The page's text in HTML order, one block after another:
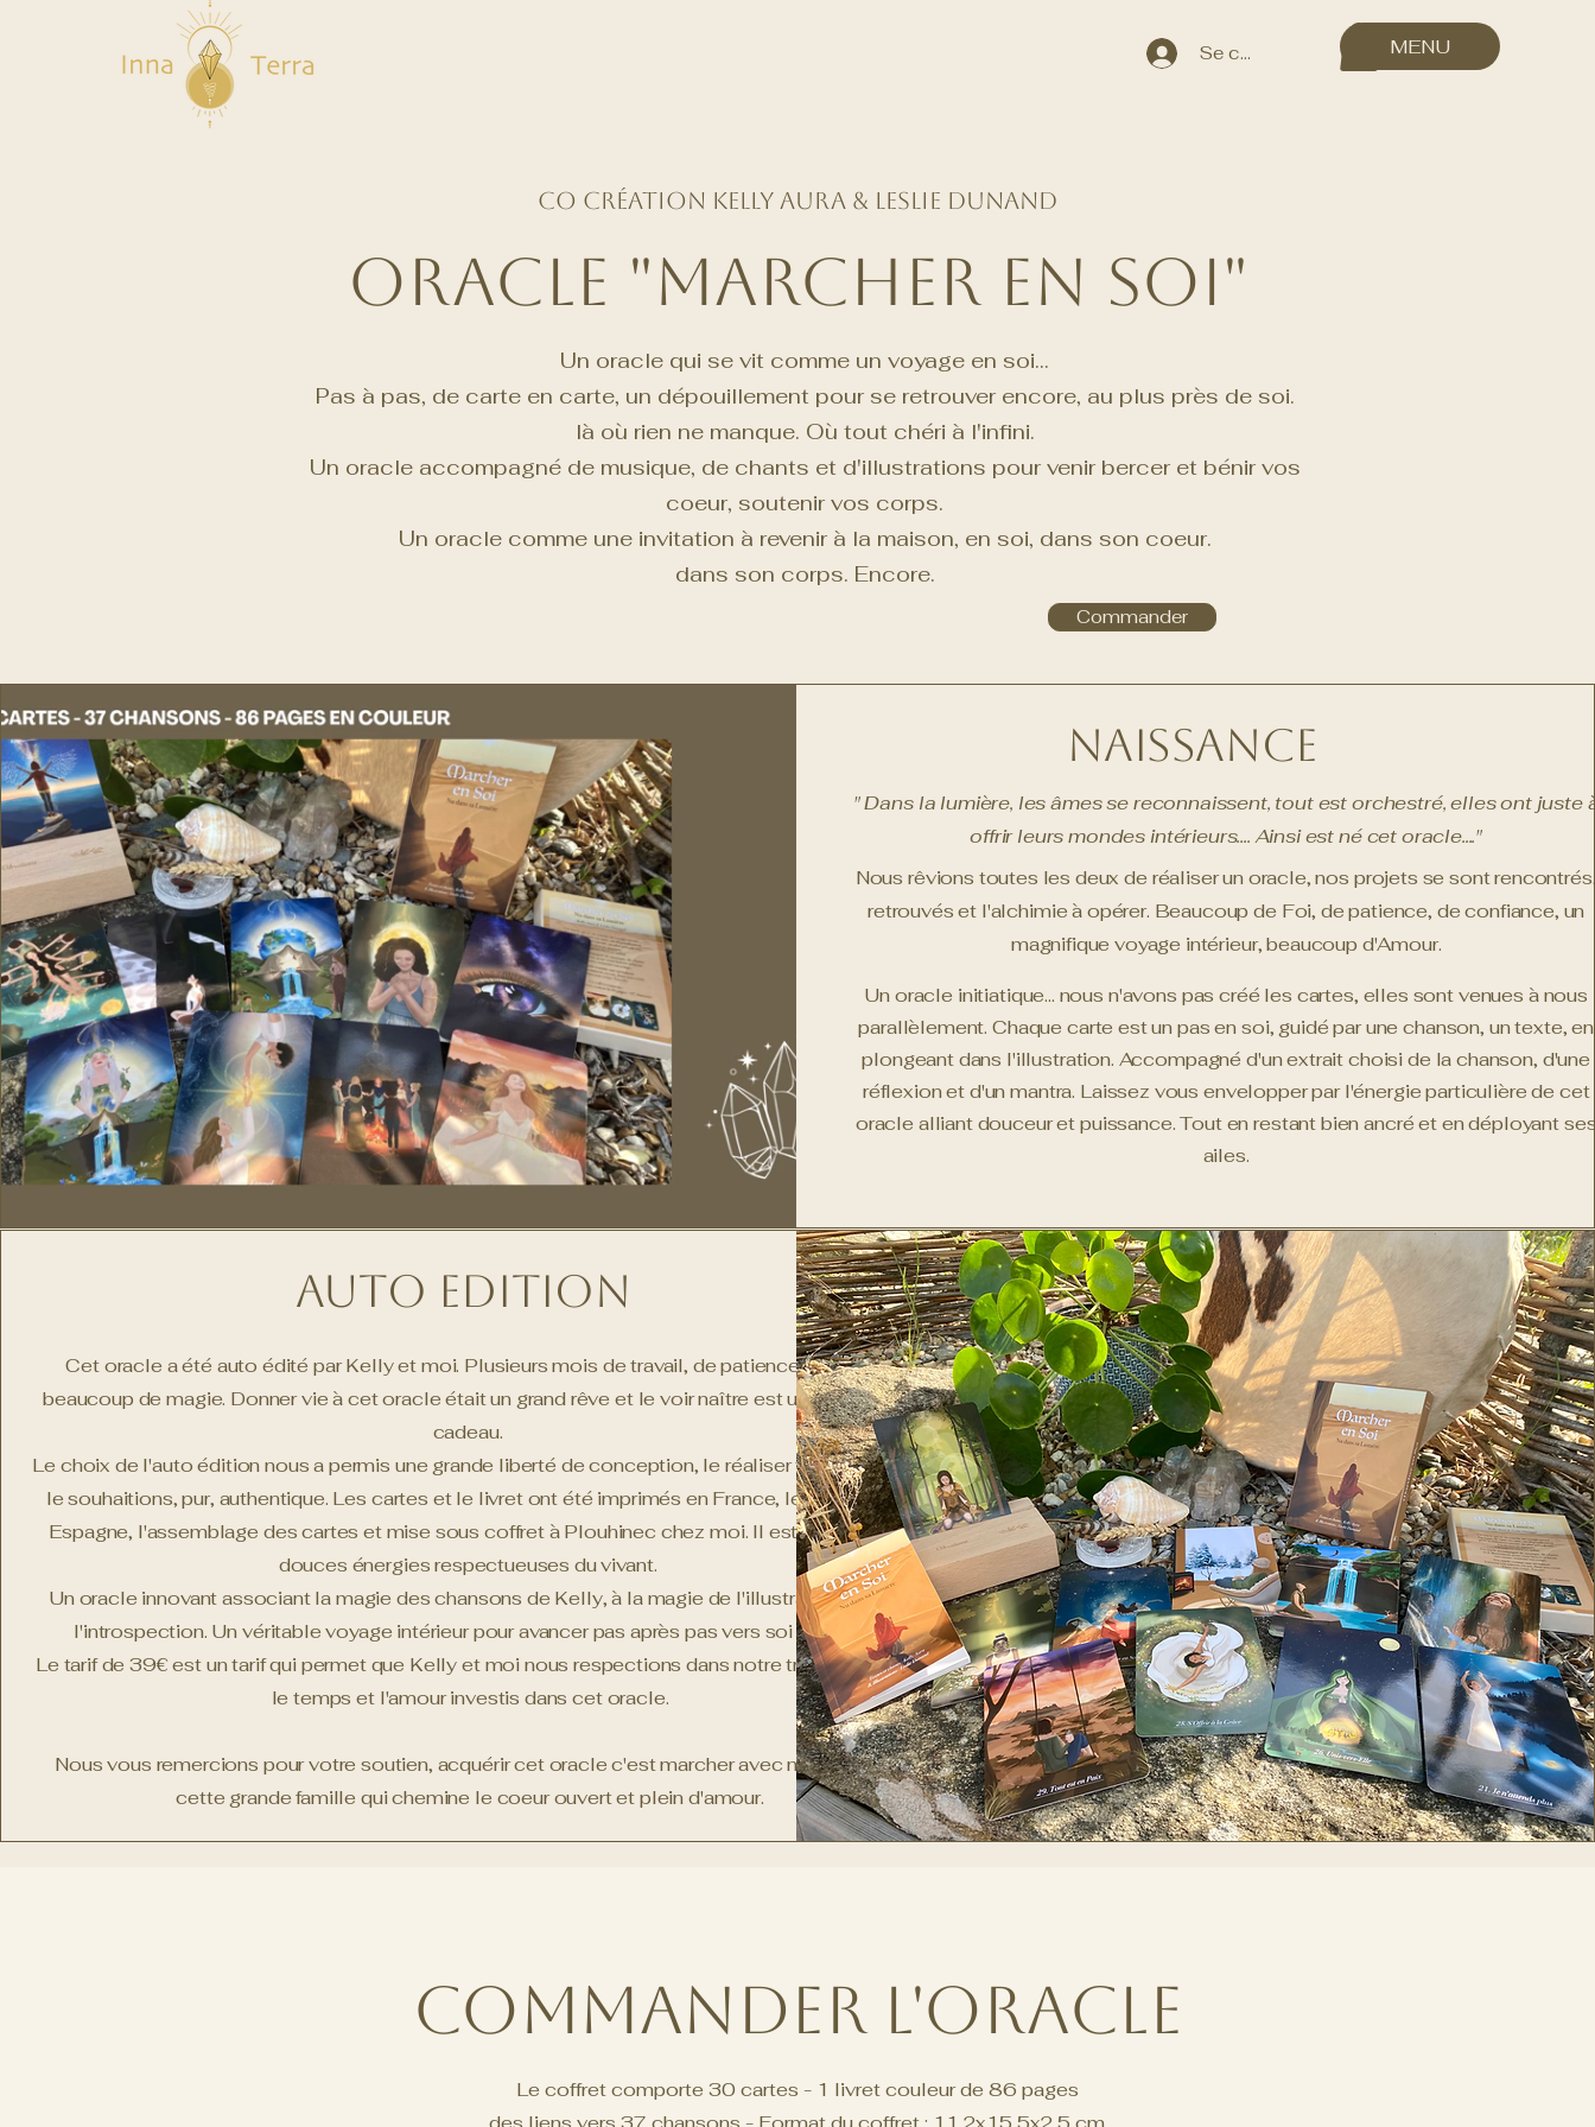
Se connecter MENU
Co création Kelly aura & Leslie Dunand
Oracle "Marcher en Soi"
Un oracle qui se vit comme un voyage en soi...
Pas à pas, de carte en carte, un dépouillement pour se retrouver encore, au plus près de soi.
là où rien ne manque. Où tout chéri à l'infini.
Un oracle accompagné de musique, de chants et d'illustrations pour venir bercer et bénir vos
coeur, soutenir vos corps.
Un oracle comme une invitation à revenir à la maison, en soi, dans son coeur.
dans son corps. Encore.
Commander
naissance
" Dans la lumière, les âmes se reconnaissent, tout est orchestré, elles ont juste
offrir leurs mondes intérieurs....Ainsi est né cet oracle...."
Nous rêvions toutes les deux de réaliser un oracle, nos projets se sont
retrouvés et l'alchimie à opérer. Beaucoup de Foi, de patience, de confiance, un
magnifique voyage intérieur, beaucoup d'Amour.
Un oracle initiatique... nous n'avons pas créé les cartes, elles sont venues à nous
parallèlement. Chaque carte est un pas en soi, guidé par une chanson, un texte, en
plongeant dans l'illustration. Accompagné d'un extrait choisi de la chanson, d'une
réflexion et d'un mantra. Laissez vous envelopper par l'énergie particulière de cet
oracle alliant douceur et puissance. Tout en restant bien ancré et en déployant
ailes.
Auto edition
Cet oracle a été auto édité par Kelly et moi. Plusieurs mois de travail, de patience et aussi
beaucoup de magie. Donner vie à cet oracle était un grand rêve et le voir naître est un immense
cadeau.
Le choix de l'auto édition nous a permis une grande liberté de conception, le réaliser tel que nous
le souhaitions, pur, authentique. Les cartes et le livret ont été imprimés en France, le coffret en
Espagne, l'assemblage des cartes et mise sous coffret à Plouhinec chez moi. Il est baigné de
douces énergies respectueuses du vivant.
Un oracle innovant associant la magie des chansons de Kelly, à la magie de l'illustration et de
l'introspection. Un véritable voyage intérieur pour avancer pas après pas vers soi m'aime.
Le tarif de 39€ est un tarif qui permet que Kelly et moi nous respections dans notre travail et tout
le temps et l'amour investis dans cet oracle.
Nous vous remercions pour votre soutien, acquérir cet oracle c'est marcher avec nous, avec
cette grande famille qui chemine le coeur ouvert et plein d'amour.
Commander l'Oracle
Le coffret comporte 30 cartes - 1 livret couleur de 86 pages